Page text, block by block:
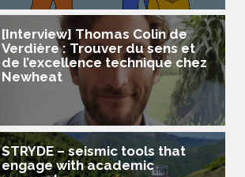
[Interview] Thomas Colin de
Verdière : Trouver du sens et
de l’excellence technique chez
Newheat
STRYDE – seismic tools that
engage with academic